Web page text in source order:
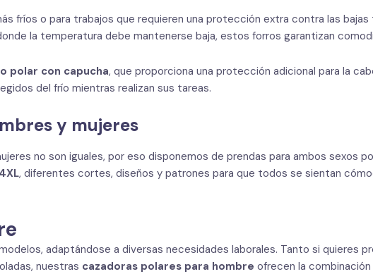
fríos o para trabajos que requieren una protección extra contra las
la temperatura debe mantenerse baja, estos forros garantizan
polar con capucha, que proporciona una protección adicional para la
del frío mientras realizan sus tareas.
y mujeres
no son iguales, por eso disponemos de prendas para ambos sexos
, diferentes cortes, diseños y patrones para que todos se sientan
adaptándose a diversas necesidades laborales. Tanto si quieres
nuestras cazadoras polares para hombre ofrecen la